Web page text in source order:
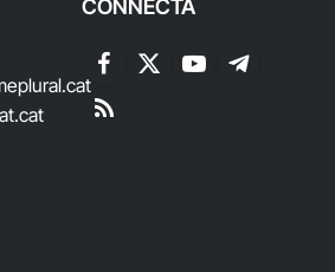
CONNECTA
Facebook
X
YouTubeTelegram
RSS